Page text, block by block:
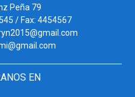
Peña 79
/ Fax: 4454567
EN